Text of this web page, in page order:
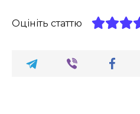
Оцініть статтю